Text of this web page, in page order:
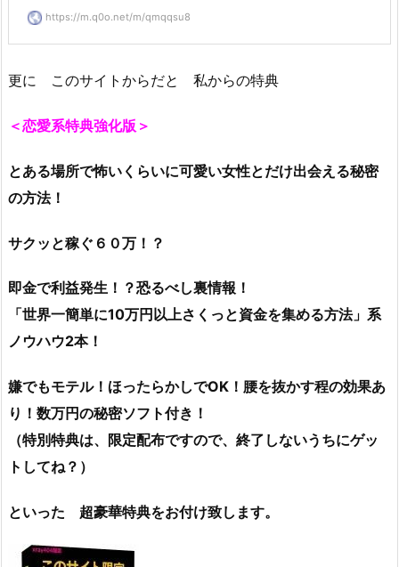
https://m.q0o.net/m/qmqqsu8
更に このサイトからだと 私からの特典
＜恋愛系特典強化版＞
とある場所で怖いくらいに可愛い女性とだけ出会える秘密
の方法！
サクッと稼ぐ６０万！？
即金で利益発生！？恐るべし裏情報！
「世界一簡単に10万円以上さくっと資金を集める方法」系
ノウハウ2本！
嫌でもモテル！ほったらかしでOK！腰を抜かす程の効果あ
り！数万円の秘密ソフト付き！
（特別特典は、限定配布ですので、終了しないうちにゲッ
トしてね？）
といった 超豪華特典をお付け致します。